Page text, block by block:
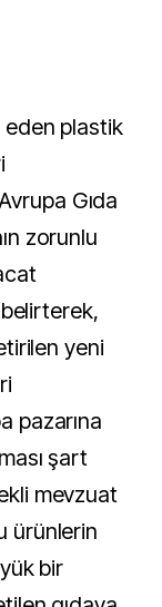
eden plastik
Gıda
zorunlu
yeni
pazarına
şart
mevzuat
ürünlerin
bir